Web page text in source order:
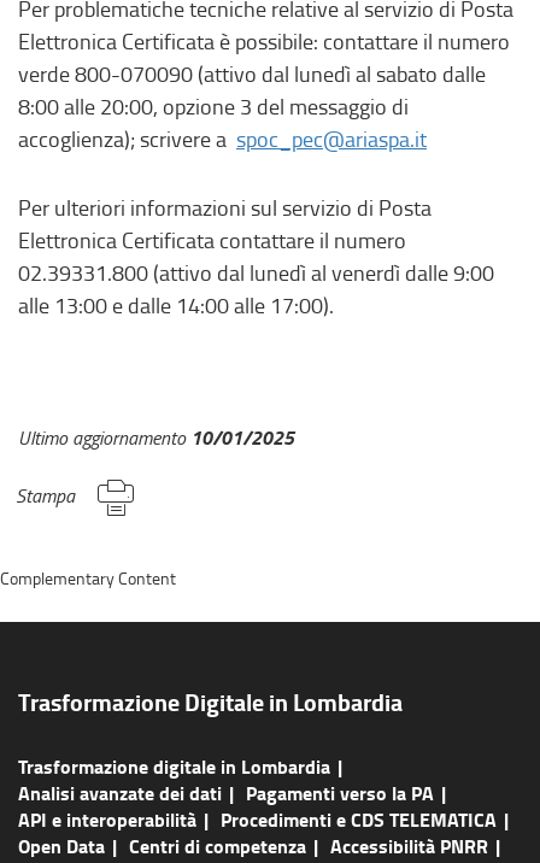
Per problematiche tecniche relative al servizio di Posta
Elettronica Certificata è possibile: contattare il numero
verde 800-070090 (attivo dal lunedì al sabato dalle
8:00 alle 20:00, opzione 3 del messaggio di
accoglienza); scrivere a spoc_pec@ariaspa.it
Per ulteriori informazioni sul servizio di Posta
Elettronica Certificata contattare il numero
02.39331.800 (attivo dal lunedì al venerdì dalle 9:00
alle 13:00 e dalle 14:00 alle 17:00).
Ultimo aggiornamento 10/01/2025
Stampa
Trasformazione Digitale in Lombardia
Trasformazione digitale in Lombardia
Analisi avanzate dei dati
Pagamenti verso la PA
API e interoperabilità
Procedimenti e CDS TELEMATICA
Open Data
Centri di competenza
Accessibilità PNRR
Complementary Content